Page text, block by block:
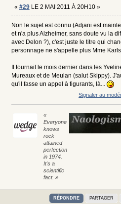
« #29LE 2 MAI 2011 À 20H10 »
Non le sujet est connu (Adjani est
et n'a plus Alzheimer, sans doute vu la
avec Delon ?), c'est juste le titre qui
personnage ne s'appelle plus Mme
Il tournait le mois dernier dans les
Mureaux et de Meulan (salut Skippy).
qu'il fasse un appel à figurants, là...
Signaler au
«
Everyone
knows
rock
attained
perfection
in 1974.
It's a
scientific
fact. »
RÉPONDRE PARTAGER